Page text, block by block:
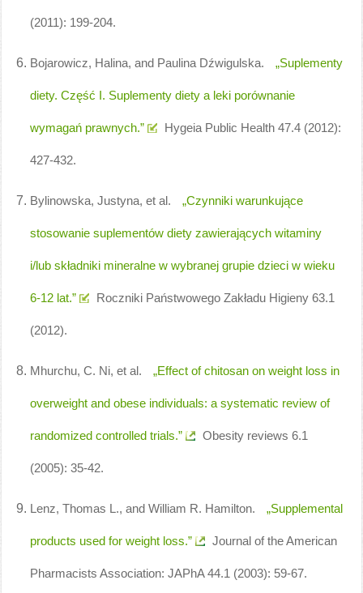
(2011): 199-204.
Bojarowicz, Halina, and Paulina Dźwigulska. „Suplementy
diety. Część I. Suplementy diety a leki porównanie
wymagań prawnych.” Hygeia Public Health 47.4 (2012):
427-432.
Bylinowska, Justyna, et al. „Czynniki warunkujące
stosowanie suplementów diety zawierających witaminy
i/lub składniki mineralne w wybranej grupie dzieci w wieku
6-12 lat.” Roczniki Państwowego Zakładu Higieny 63.1
(2012).
Mhurchu, C. Ni, et al. „Effect of chitosan on weight loss in
overweight and obese individuals: a systematic review of
randomized controlled trials.” Obesity reviews 6.1
(2005): 35-42.
Lenz, Thomas L., and William R. Hamilton. „Supplemental
products used for weight loss.” Journal of the American
Pharmacists Association: JAPhA 44.1 (2003): 59-67.